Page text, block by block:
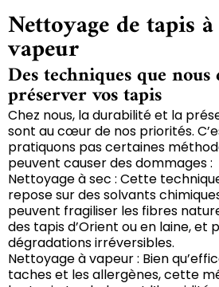
Nettoyage de tapis
vapeur
Des techniques que
préserver vos tapis
Chez nous, la durabilité et la
sont au cœur de nos priorités.
pratiquons pas certaines
peuvent causer des dommages :
Nettoyage à sec : Cette
repose sur des solvants
peuvent fragiliser les fibres
des tapis d’Orient ou en laine, et
dégradations irréversibles.
Nettoyage à vapeur : Bien
taches et les allergènes, cette